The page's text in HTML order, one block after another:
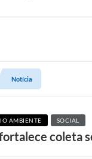
Notícia
AMBIENTE SOCIAL
coleta